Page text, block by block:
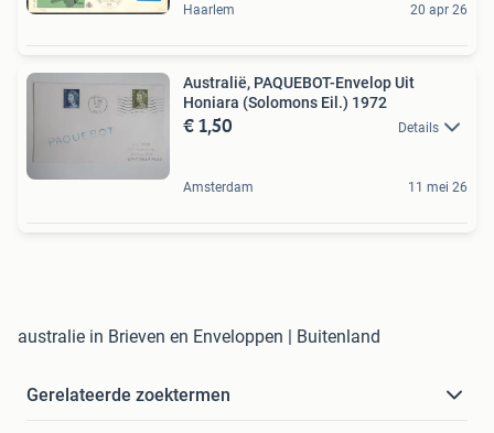
Haarlem 20 apr 26
Australië, PAQUEBOT-Envelop Uit
Honiara (Solomons Eil.) 1972
€ 1,50 Details
Amsterdam 11 mei 26
australie in Brieven en Enveloppen | Buitenland
Gerelateerde zoektermen